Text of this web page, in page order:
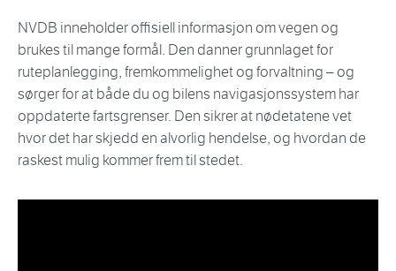
NVDB inneholder offisiell informasjon om vegen og
brukes til mange formål. Den danner grunnlaget for
ruteplanlegging, fremkommelighet og forvaltning – og
sørger for at både du og bilens navigasjonssystem har
oppdaterte fartsgrenser. Den sikrer at nødetatene vet
hvor det har skjedd en alvorlig hendelse, og hvordan de
raskest mulig kommer frem til stedet.